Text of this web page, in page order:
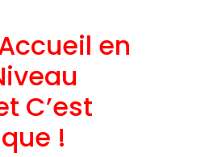
en
C’est
!